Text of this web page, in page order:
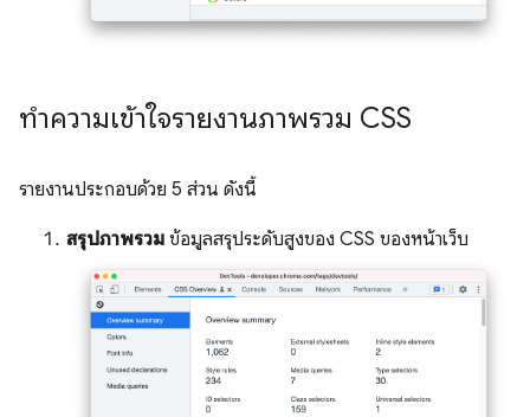
ทําความเข้าใจรายงานภาพรวม CSS
รายงานประกอบด้วย 5 ส่วน ดังนี้
สรุปภาพรวม ข้อมูลสรุประดับสูงของ CSS ของหน้าเว็บ